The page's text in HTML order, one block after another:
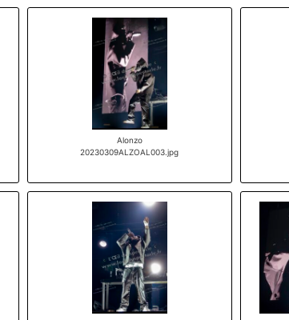
Alonzo
20230309ALZOAL003.jpg